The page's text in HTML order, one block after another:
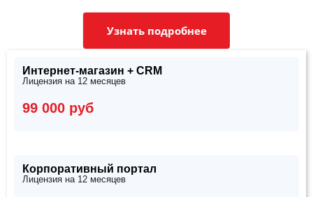
Узнать подробнее
Интернет-магазин + CRM
Лицензия на 12 месяцев
99 000 руб
Корпоративный портал
Лицензия на 12 месяцев